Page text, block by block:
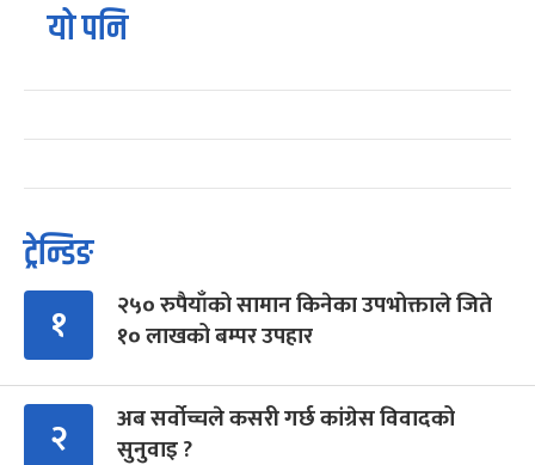
यो पनि
ट्रेन्डिङ
१
२५० रुपैयाँको सामान किनेका उपभोक्ताले जिते
१० लाखको बम्पर उपहार
२
अब सर्वोच्चले कसरी गर्छ कांग्रेस विवादको
सुनुवाइ ?